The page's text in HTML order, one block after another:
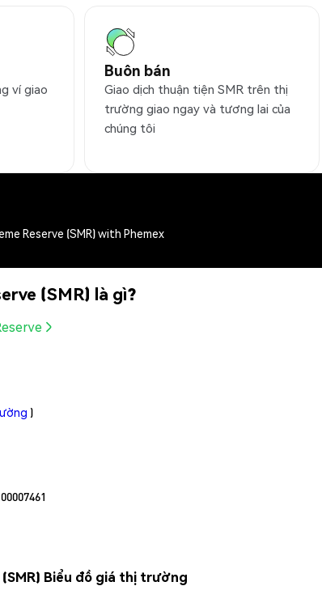
ví giao
Buôn bán
Giao dịch thuận tiện SMR trên thị
trường giao ngay và tương lai của
chúng tôi
Reserve (SMR) with Phemex
(SMR) là gì?
)
Biểu đồ giá thị trường